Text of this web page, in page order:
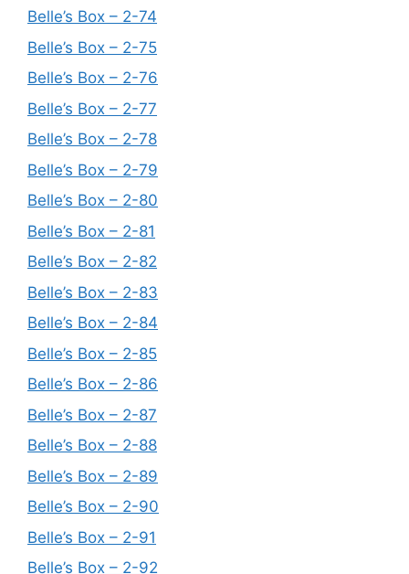
Belle’s Box – 2-74
Belle’s Box – 2-75
Belle’s Box – 2-76
Belle’s Box – 2-77
Belle’s Box – 2-78
Belle’s Box – 2-79
Belle’s Box – 2-80
Belle’s Box – 2-81
Belle’s Box – 2-82
Belle’s Box – 2-83
Belle’s Box – 2-84
Belle’s Box – 2-85
Belle’s Box – 2-86
Belle’s Box – 2-87
Belle’s Box – 2-88
Belle’s Box – 2-89
Belle’s Box – 2-90
Belle’s Box – 2-91
Belle’s Box – 2-92